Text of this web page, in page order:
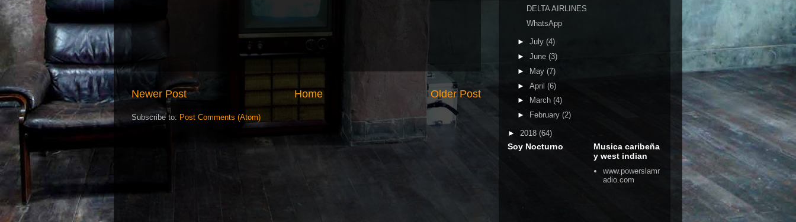
Newer Post Older Post
Home
Subscribe to: Post Comments (Atom)
DELTA AIRLINES
WhatsApp
► July (4)
► June (3)
►
May (7)
► April (6)
►
March (4)
►
February (2)
► 2018 (64)
Soy Nocturno
Musica caribeña
y west indian
www.powerslamr
adio.com